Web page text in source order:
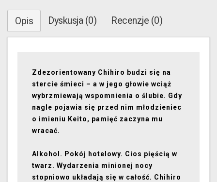
Opis Dyskusja (0) Recenzje (0)
Zdezorientowany Chihiro budzi się na
stercie śmieci – a w jego głowie wciąż
wybrzmiewają wspomnienia o ślubie. Gdy
nagle pojawia się przed nim młodzieniec
o imieniu Keito, pamięć zaczyna mu
wracać.
Alkohol. Pokój hotelowy. Cios pięścią w
twarz. Wydarzenia minionej nocy
stopniowo układają się w całość. Chihiro